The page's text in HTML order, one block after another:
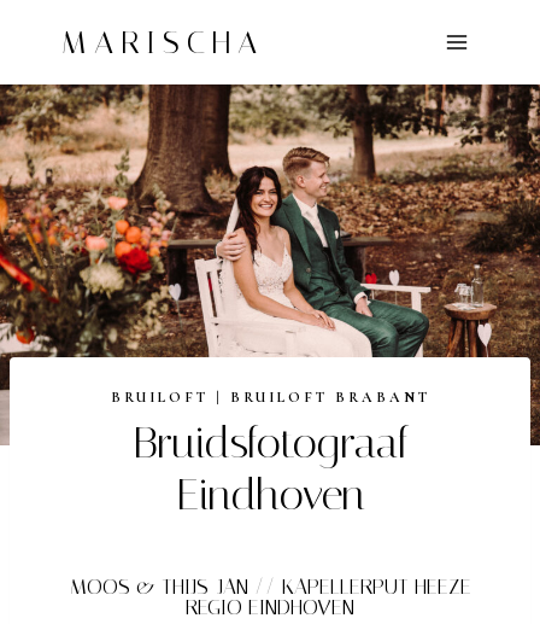
inhoud
MARISCHA
BRUILOFT | BRUILOFT BRABANT
Bruidsfotograaf
Eindhoven
MOOS & THIJS-JAN // KAPELLERPUT HEEZE
REGIO EINDHOVEN